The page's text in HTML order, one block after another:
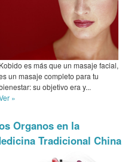
Kobido es más que un masaje facial,
un masaje completo para tu
su objetivo era y...
»
Organos en la
Tradicional China